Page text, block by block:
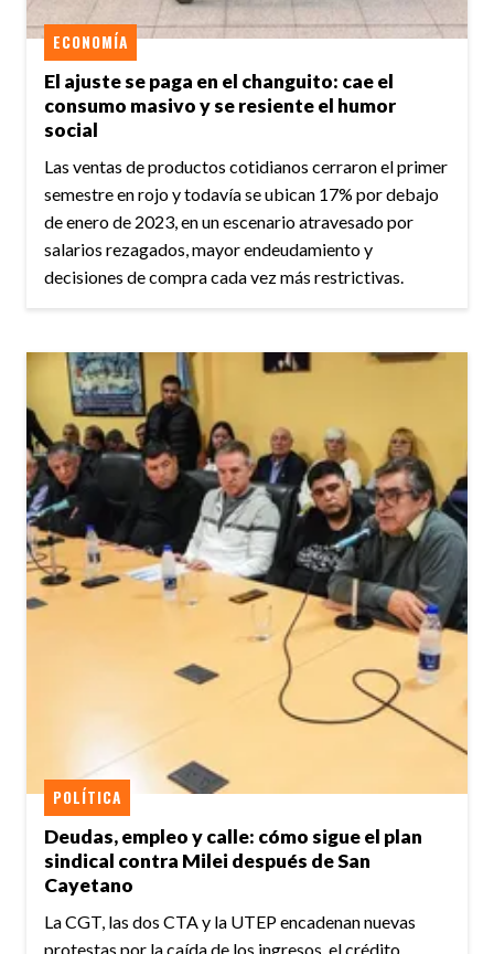
El ajuste se paga en el changuito: cae el
consumo masivo y se resiente el humor
social
ECONOMÍA
Las ventas de productos cotidianos cerraron el primer
semestre en rojo y todavía se ubican 17% por debajo
de enero de 2023, en un escenario atravesado por
salarios rezagados, mayor endeudamiento y
decisiones de compra cada vez más restrictivas.
Deudas, empleo y calle: cómo sigue el plan
sindical contra Milei después de San
Cayetano
POLÍTICA
La CGT, las dos CTA y la UTEP encadenan nuevas
protestas por la caída de los ingresos, el crédito